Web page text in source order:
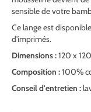
sensible de votre
Ce lange est
d'imprimés.
Dimensions :120 x
Composition :100%
Conseil d'entretien :